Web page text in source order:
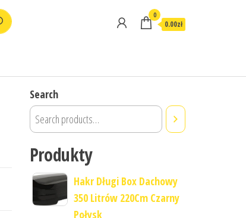
0
0.00zł
Search
Produkty
Hakr Długi Box Dachowy
350 Litrów 220Cm Czarny
Połysk